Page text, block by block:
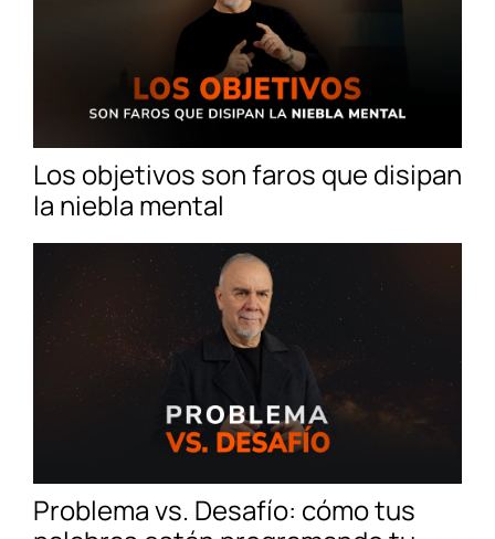
Los objetivos son faros que disipan
la niebla mental
Problema vs. Desafío: cómo tus